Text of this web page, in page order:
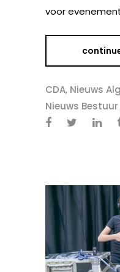
voor
CDA, Nieuws
Nieuws